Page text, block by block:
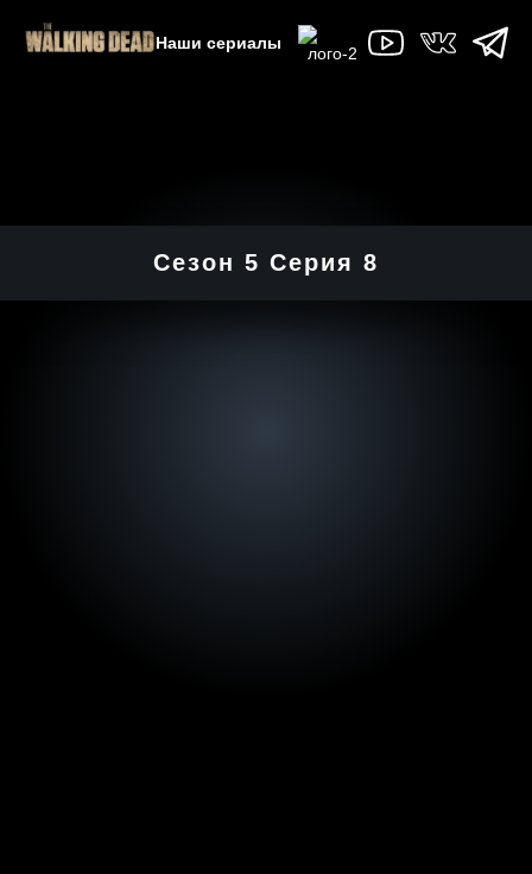
Наши сериалы
Сезон 5 Серия 8